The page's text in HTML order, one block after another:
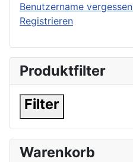
Benutzername
Registrieren
Produktfilter
Filter
Warenkorb